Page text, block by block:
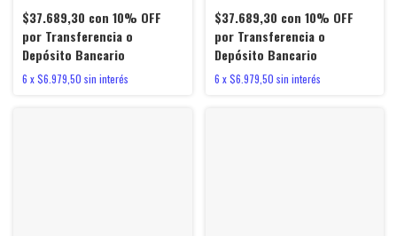
$37.689,30 con 10% OFF
por Transferencia o
Depósito Bancario
6 x$6.979,50 sin interés
$37.689,30 con 10% OFF
por Transferencia o
Depósito Bancario
6 x$6.979,50 sin interés